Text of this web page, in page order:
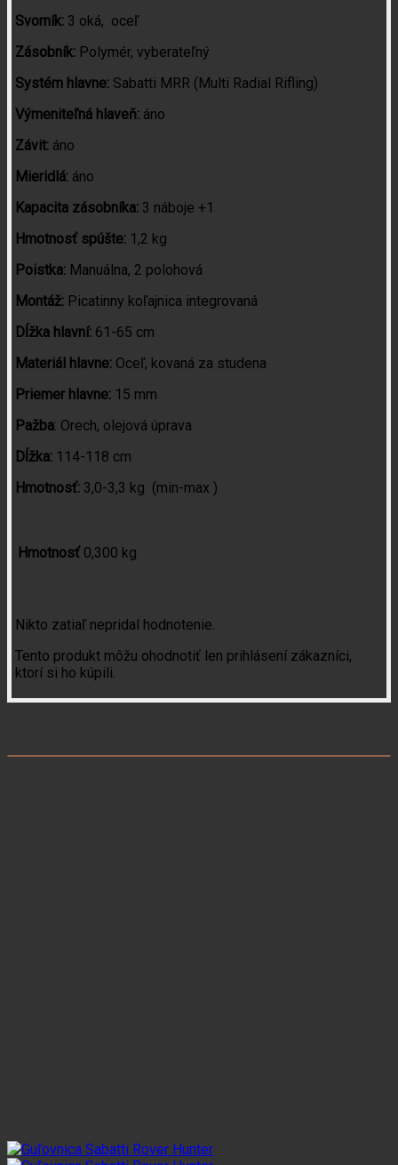
Svorník: 3 oká, oceľ
Zásobník: Polymér, vyberateľný
Systém hlavne: Sabatti MRR (Multi Radial Rifling)
Výmeniteľná hlaveň: áno
Závit: áno
Mieridlá: áno
Kapacita zásobníka: 3 náboje +1
Hmotnosť spúšte: 1,2 kg
Poistka: Manuálna, 2 polohová
Montáž: Picatinny koľajnica integrovaná
Dĺžka hlavní: 61-65 cm
Materiál hlavne: Oceľ, kovaná za studena
Priemer hlavne: 15 mm
Pažba: Orech, olejová úprava
Dĺžka: 114-118 cm
Hmotnosť: 3,0-3,3 kg (min-max )
Hmotnosť 0,300 kg
Nikto zatiaľ nepridal hodnotenie.
Tento produkt môžu ohodnotiť len prihlásení zákazníci,
ktorí si ho kúpili.